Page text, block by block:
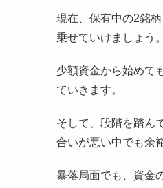
現在、保有中の2銘
乗せていけましょう。
少額資金から始めて
ていきます。
そして、段階を踏ん
合いが悪い中でも余
暴落局面でも、資金